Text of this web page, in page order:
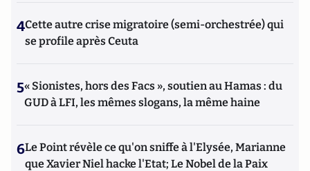
4Cette autre crise migratoire (semi-orchestrée) qui
se profile après Ceuta
5« Sionistes, hors des Facs », soutien au Hamas : du
GUD à LFI, les mêmes slogans, la même haine
6Le Point révèle ce qu'on sniffe à l'Elysée, Marianne
que Xavier Niel hacke l'Etat; Le Nobel de la Paix